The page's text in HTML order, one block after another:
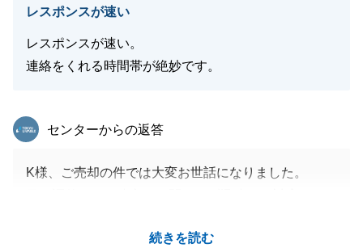
レスポンスが速い
レスポンスが速い。
連絡をくれる時間帯が絶妙です。
続きを読む
東急リバブル
センターからの返答
K様、ご売却の件では大変お世話になりました。
K様のご協力があり、無事に販売活動を終えることが